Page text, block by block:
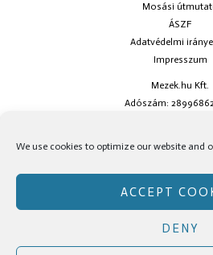
We use cookies to optimize our website and
ACCEPT
DENY
Mosási
ÁSZF
Adatvédelmi
Impresszum
Mezek.hu Kft.
Adószám:
social
Copyright © Mezek.hu